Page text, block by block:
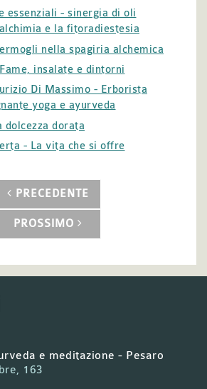
essenziali - sinergia di oli
e la fitoradiestesia
nella spagiria alchemica
insalate e dintorni
Di Massimo - Erborista
yoga e ayurveda
dolcezza dorata
- La vita che si offre
PRECEDENTE
PROSSIMO
e meditazione - Pesaro
163